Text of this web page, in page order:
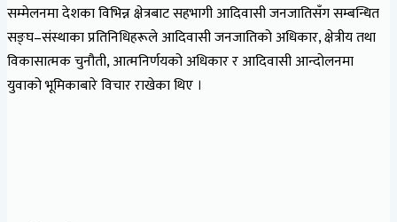
सम्मेलनमा देशका विभिन्न क्षेत्रबाट सहभागी आदिवासी जनजातिसँग सम्बन्धित
सङ्घ–संस्थाका प्रतिनिधिहरूले आदिवासी जनजातिको अधिकार, क्षेत्रीय तथा
विकासात्मक चुनौती, आत्मनिर्णयको अधिकार र आदिवासी आन्दोलनमा
युवाको भूमिकाबारे विचार राखेका थिए ।